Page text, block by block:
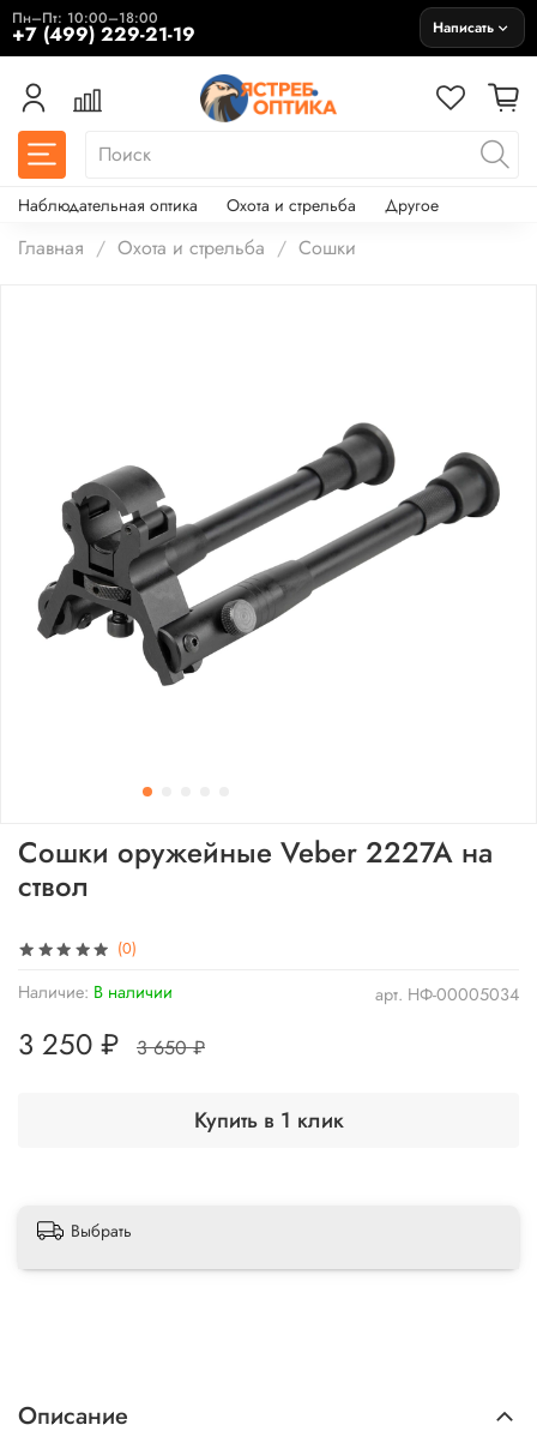
Пн–Пт: 10:00–18:00
+7 (499) 229-21-19 Написать
Наблюдательная оптика Охота и стрельба Другое
Главная Охота и стрельба Сошки
(0)
арт. НФ-00005034
Наличие: В наличии
Сошки оружейные Veber 2227A на
ствол
3 250 ₽ 3 650 ₽
Купить в 1 клик
Выбрать
Описание